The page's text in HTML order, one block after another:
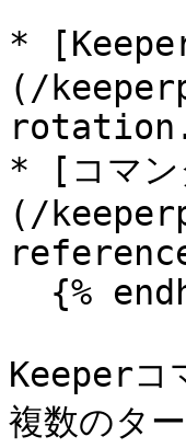
*
(/
* [コマン
(/
Keeperコ
複数のタ